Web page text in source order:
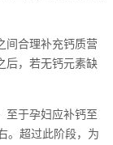
间合理补充钙质营
后，若无钙元素缺
至于孕妇应补钙至
。超过此阶段，为